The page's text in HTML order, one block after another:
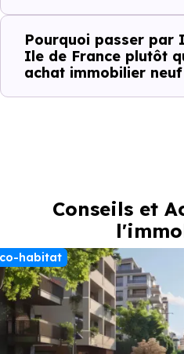
Pourquoi passer par
Ile de France plutôt
achat immobilier neuf
Conseils et
habitat